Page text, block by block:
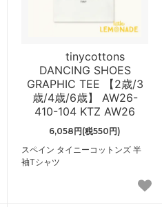
tinycottons
DANCING SHOES
GRAPHIC TEE 【2歳/3
歳/4歳/6歳】 AW26-
410-104 KTZ AW26
6,058円(税550円)
スペイン タイニーコットンズ 半
袖Tシャツ